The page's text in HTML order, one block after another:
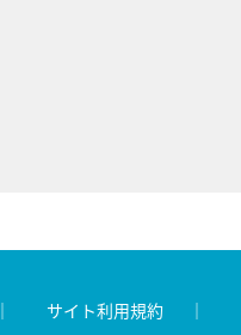
サイト利用規約